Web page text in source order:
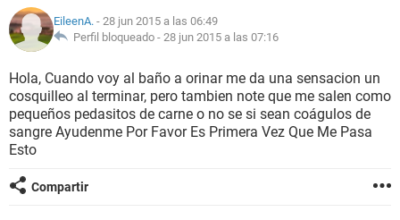
NUTRICIÓN
BIENESTAR
SEXUALIDAD
GLOSARIO
EileenA. - 28 jun 2015 a las 06:49
Perfil bloqueado - 28 jun 2015 a las 07:16
Hola, Cuando voy al baño a orinar me da una sensacion un
cosquilleo al terminar, pero tambien note que me salen como
pequeños pedasitos de carne o no se si sean coágulos de
sangre Ayudenme Por Favor Es Primera Vez Que Me Pasa
Esto
Compartir